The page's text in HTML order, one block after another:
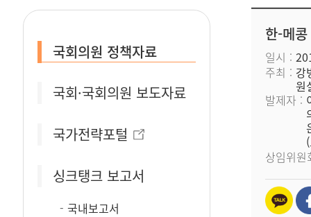
국회의원 정책자료
국회·국회의원 보도자료
국가전략포털
싱크탱크 보고서
국내보고서
한-메
일시
주최
강
원
발제자
상임위원